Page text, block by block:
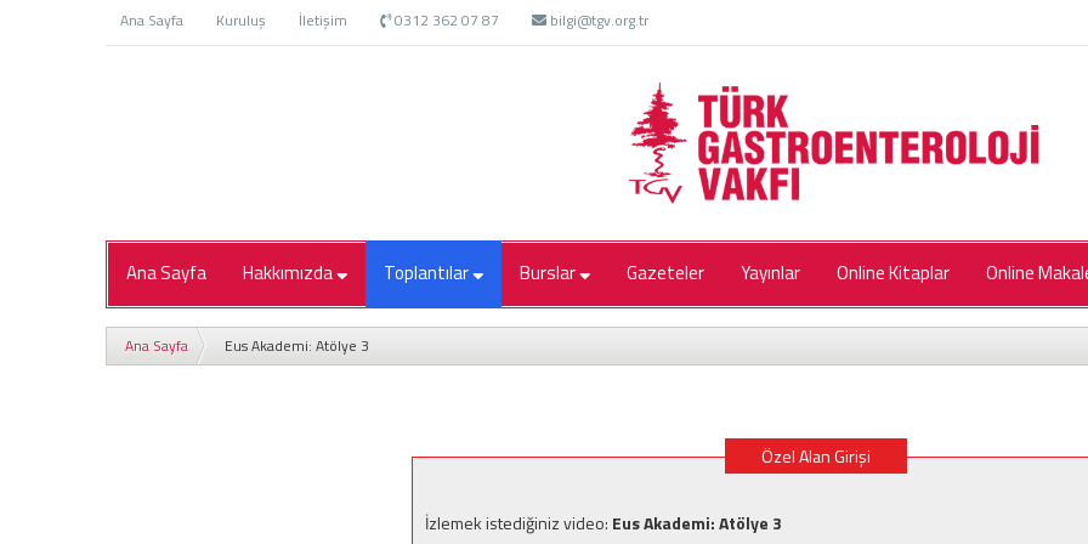
Ana Sayfa Kuruluş İletişim 0312 362 07 87 bilgi@tgv.org.tr
Ana Sayfa Hakkımızda Toplantılar Burslar Gazeteler Yayınlar Online Kitaplar Online
Ana Sayfa Eus Akademi: Atölye 3
Özel Alan Girişi
İzlemek istediğiniz video: Eus Akademi: Atölye 3